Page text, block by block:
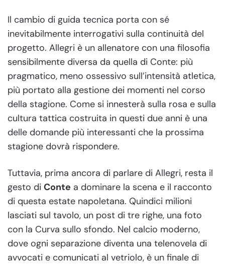
Il cambio di guida tecnica porta con sé
inevitabilmente interrogativi sulla continuità del
progetto. Allegri è un allenatore con una filosofia
sensibilmente diversa da quella di Conte: più
pragmatico, meno ossessivo sull’intensità atletica,
più portato alla gestione dei momenti nel corso
della stagione. Come si innesterà sulla rosa e sulla
cultura tattica costruita in questi due anni è una
delle domande più interessanti che la prossima
stagione dovrà rispondere.
Tuttavia, prima ancora di parlare di Allegri, resta il
gesto di Conte a dominare la scena e il racconto
di questa estate napoletana. Quindici milioni
lasciati sul tavolo, un post di tre righe, una foto
con la Curva sullo sfondo. Nel calcio moderno,
dove ogni separazione diventa una telenovela di
avvocati e comunicati al vetriolo, è un finale di